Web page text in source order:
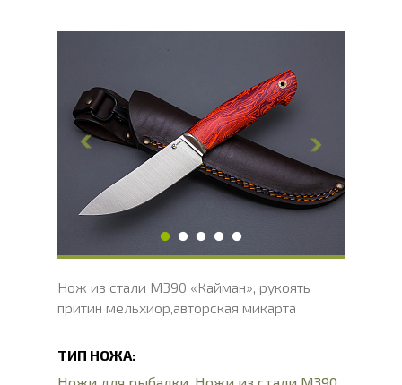
Длина клинка, мм
Ширина клинка, мм
Толщина обуха, мм
Ширина рукояти, мм
32
Длина рукояти, мм
121
Толщина рукояти, мм
24
Твердость клинка, HRC
62 - 64 HRC
Нож из стали М390 «Кайман», рукоять
притин мельхиор,авторская микарта
ТИП НОЖА: